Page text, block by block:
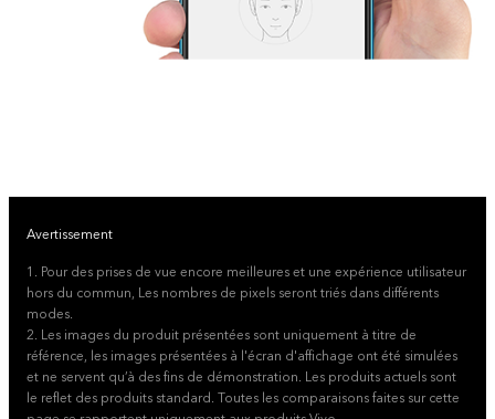
Avertissement
1. Pour des prises de vue encore meilleures et une expérience utilisateur
hors du commun, Les nombres de pixels seront triés dans différents
modes.
2. Les images du produit présentées sont uniquement à titre de
référence, les images présentées à l'écran d'affichage ont été simulées
et ne servent qu’à des fins de démonstration. Les produits actuels sont
le reflet des produits standard. Toutes les comparaisons faites sur cette